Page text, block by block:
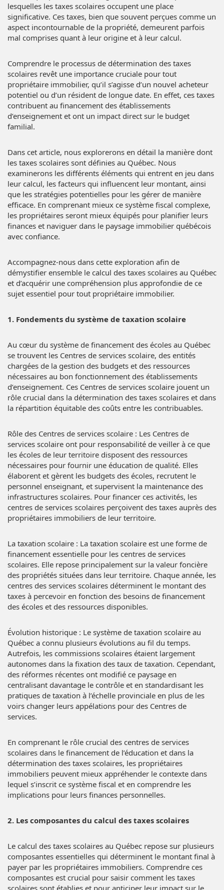
lesquelles les taxes scolaires occupent une place
significative. Ces taxes, bien que souvent perçues comme un
aspect incontournable de la propriété, demeurent parfois
mal comprises quant à leur origine et à leur calcul.
Comprendre le processus de détermination des taxes
scolaires revêt une importance cruciale pour tout
propriétaire immobilier, qu’il s’agisse d’un nouvel acheteur
potentiel ou d’un résident de longue date. En effet, ces taxes
contribuent au financement des établissements
d’enseignement et ont un impact direct sur le budget
familial.
Dans cet article, nous explorerons en détail la manière dont
les taxes scolaires sont définies au Québec. Nous
examinerons les différents éléments qui entrent en jeu dans
leur calcul, les facteurs qui influencent leur montant, ainsi
que les stratégies potentielles pour les gérer de manière
efficace. En comprenant mieux ce système fiscal complexe,
les propriétaires seront mieux équipés pour planifier leurs
finances et naviguer dans le paysage immobilier québécois
avec confiance.
Accompagnez-nous dans cette exploration afin de
démystifier ensemble le calcul des taxes scolaires au Québec
et d’acquérir une compréhension plus approfondie de ce
sujet essentiel pour tout propriétaire immobilier.
1. Fondements du système de taxation scolaire
Au cœur du système de financement des écoles au Québec
se trouvent les Centres de services scolaire, des entités
chargées de la gestion des budgets et des ressources
nécessaires au bon fonctionnement des établissements
d’enseignement. Ces Centres de services scolaire jouent un
rôle crucial dans la détermination des taxes scolaires et dans
la répartition équitable des coûts entre les contribuables.
Rôle des Centres de services scolaire : Les Centres de
services scolaire ont pour responsabilité de veiller à ce que
les écoles de leur territoire disposent des ressources
nécessaires pour fournir une éducation de qualité. Elles
élaborent et gèrent les budgets des écoles, recrutent le
personnel enseignant, et supervisent la maintenance des
infrastructures scolaires. Pour financer ces activités, les
centres de services scolaires perçoivent des taxes auprès des
propriétaires immobiliers de leur territoire.
La taxation scolaire : La taxation scolaire est une forme de
financement essentielle pour les centres de services
scolaires. Elle repose principalement sur la valeur foncière
des propriétés situées dans leur territoire. Chaque année, les
centres des services scolaires déterminent le montant des
taxes à percevoir en fonction des besoins de financement
des écoles et des ressources disponibles.
Évolution historique : Le système de taxation scolaire au
Québec a connu plusieurs évolutions au fil du temps.
Autrefois, les commissions scolaires étaient largement
autonomes dans la fixation des taux de taxation. Cependant,
des réformes récentes ont modifié ce paysage en
centralisant davantage le contrôle et en standardisant les
pratiques de taxation à l’échelle provinciale en plus de les
voirs changer leurs appélations pour des Centres de
services.
En comprenant le rôle crucial des centres de services
scolaires dans le financement de l’éducation et dans la
détermination des taxes scolaires, les propriétaires
immobiliers peuvent mieux appréhender le contexte dans
lequel s’inscrit ce système fiscal et en comprendre les
implications pour leurs finances personnelles.
2. Les composantes du calcul des taxes scolaires
Le calcul des taxes scolaires au Québec repose sur plusieurs
composantes essentielles qui déterminent le montant final à
payer par les propriétaires immobiliers. Comprendre ces
composantes est crucial pour saisir comment les taxes
scolaires sont établies et pour anticiper leur impact sur le